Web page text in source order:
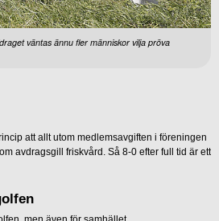
väntas ännu fler människor vilja pröva
att allt utom medlemsavgiften i föreningen
avdragsgill friskvård. Så 8-0 efter full tid är ett